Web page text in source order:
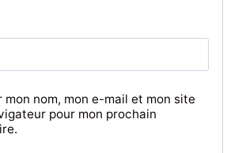
mon nom, mon e-mail et mon site
pour mon prochain